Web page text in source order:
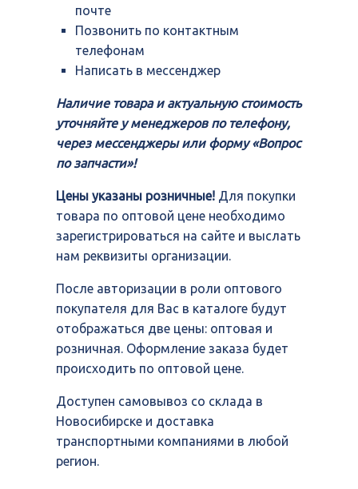
почте
Позвонить по контактным
телефонам
Написать в мессенджер
Наличие товара и актуальную стоимость
уточняйте у менеджеров по телефону,
через мессенджеры или форму «Вопрос
по запчасти»!
Цены указаны розничные! Для покупки
товара по оптовой цене необходимо
зарегистрироваться на сайте и выслать
нам реквизиты организации.
После авторизации в роли оптового
покупателя для Вас в каталоге будут
отображаться две цены: оптовая и
розничная. Оформление заказа будет
происходить по оптовой цене.
Доступен самовывоз со склада в
Новосибирске и доставка
транспортными компаниями в любой
регион.